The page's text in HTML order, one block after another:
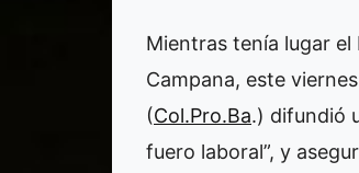
Mientras tenía lugar
Campana, este
(Col.Pro.Ba.) difundió
fuero laboral”, y